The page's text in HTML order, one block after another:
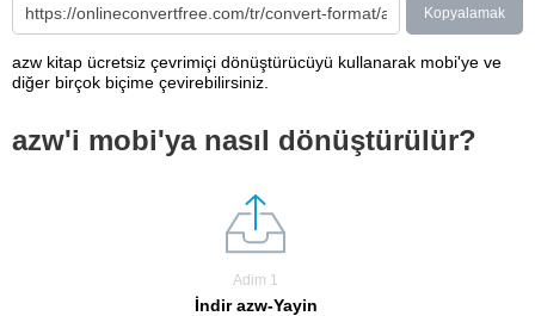
Kopyalamak
azw kitap ücretsiz çevrimiçi dönüştürücüyü kullanarak mobi'ye ve
diğer birçok biçime çevirebilirsiniz.
azw'i mobi'ya nasıl dönüştürülür?
Adim 1
İndir azw-Yayin